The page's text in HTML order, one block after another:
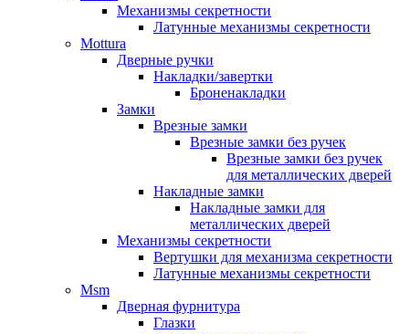
Механизмы секретности
Латунные механизмы секретности
Mottura
Дверные ручки
Накладки/завертки
Броненакладки
Замки
Врезные замки
Врезные замки без ручек
Врезные замки без ручек
для металлических дверей
Накладные замки
Накладные замки для
металлических дверей
Механизмы секретности
Вертушки для механизма секретности
Латунные механизмы секретности
Msm
Дверная фурнитура
Глазки